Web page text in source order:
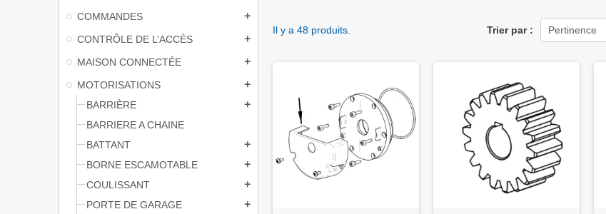
COMMANDES add
CONTRÔLE DE L’ACCÈS add
MAISON CONNECTÉE add
MOTORISATIONS add
BARRIÈRE add
BARRIERE A CHAINE
BATTANT
add
BORNE ESCAMOTABLE add
COULISSANT add
PORTE DE GARAGE add
Trier par : Pertinence
Il y a 48 produits.